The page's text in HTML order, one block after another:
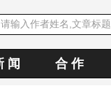
闻 合 作